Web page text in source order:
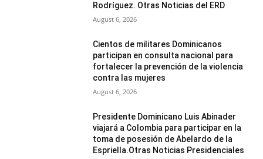
Rodríguez. Otras Noticias del ERD
August 6, 2026
Cientos de militares Dominicanos
participan en consulta nacional para
fortalecer la prevención de la violencia
contra las mujeres
August 6, 2026
Presidente Dominicano Luis Abinader
viajará a Colombia para participar en la
toma de posesión de Abelardo de la
Espriella.Otras Noticias Presidenciales